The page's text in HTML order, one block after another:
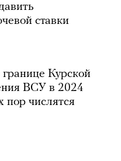
ставки
Курской
ВСУ в 2024
пор числятся